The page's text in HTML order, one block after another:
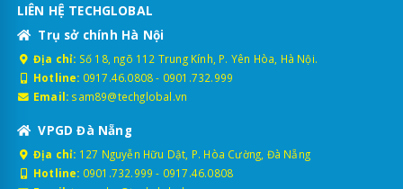
LIÊN HỆ TECHGLOBAL
Trụ sở chính Hà Nội
Địa chỉ: Số 18, ngõ 112 Trung Kính, P. Yên Hòa, Hà Nội.
Hotline: 0917.46.0808- 0901.732.999
Email: sam89@techglobal.vn
VPGD Đà Nẵng
Địa chỉ: 127 Nguyễn Hữu Dật, P. Hòa Cường, Đà Nẵng
Hotline: 0901.732.999 - 0917.46.0808